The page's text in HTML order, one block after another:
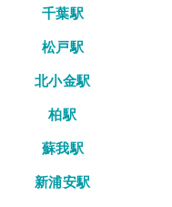
千葉駅
松戸駅
北小金駅
柏駅
蘇我駅
新浦安駅